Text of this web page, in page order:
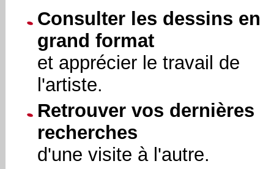
Consulter les dessins en
grand format
et apprécier le travail de
l'artiste.
Retrouver vos dernières
recherches
d'une visite à l'autre.